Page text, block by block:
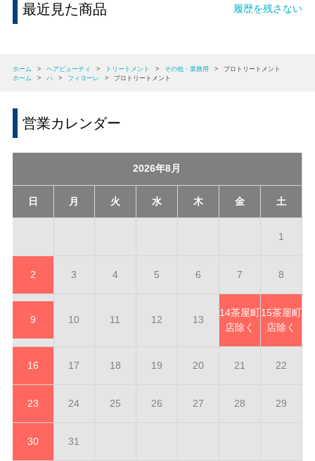
最近見た商品 履歴を残さない
ホーム > ヘアビューティ > トリートメント > その他・業務用 >
プロトリートメント
ホーム
> ハ > フィヨーレ > プロトリートメント
営業カレンダー
2026年8月
日 月 火 水 木 金 土
1
2 3 4 5 6 7 8
9 10 11 12 13
14茶屋町
店除く
15茶屋町
店除く
16 17 18 19 20 21 22
23 24 25 26 27 28 29
30 31